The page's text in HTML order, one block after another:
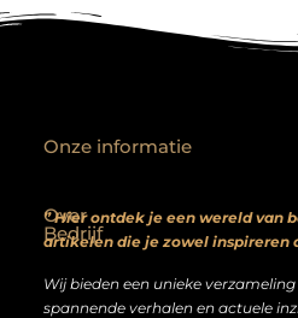
Over
Bedrijf
” Hier ontdek je een wereld van
artikelen die je zowel inspireren
Wij bieden een unieke
spannende verhalen en actuele
Onze informatie